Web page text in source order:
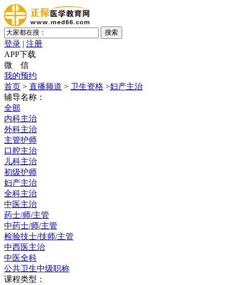
登录 | 注册
APP下载
微 信
我的预约
首页 > 直播频道 > 卫生资格 >妇产主治
辅导名称：
全部
内科主治
外科主治
主管护师
口腔主治
儿科主治
初级护师
妇产主治
全科主治
中医主治
药士/师/主管
中药士/师/主管
检验技士/技师/主管
中西医主治
中医全科
公共卫生中级职称
课程类型：